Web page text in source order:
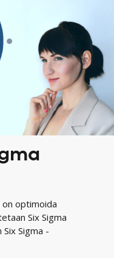
on optimoida
Six Sigma
Sigma -